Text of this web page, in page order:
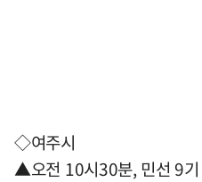
◇여주시
▲오전 10시30분, 민선 9기